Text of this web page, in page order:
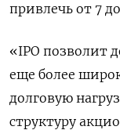
привлечь от 7
«IPO позволит
еще более
долговую
структуру